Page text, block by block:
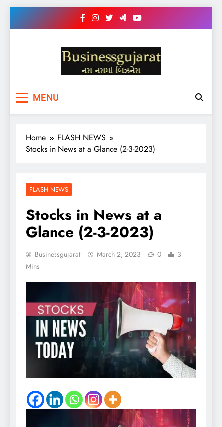
BUSINESS GUJARAT
MENU
Home
FLASH NEWS
Stocks in News at a Glance (2-3-2023)
FLASH NEWS
Stocks in News at a
Glance (2-3-2023)
Businessgujarat March 2, 2023 0
3
Mins